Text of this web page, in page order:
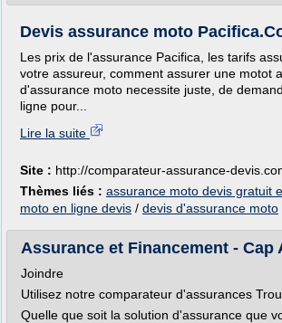
Devis assurance moto
Les prix de l'assurance Pacifica, les tarifs
votre assureur, comment assurer une motot
d'assurance moto necessite juste, de
ligne pour...
Lire la suite
Site : http://comparateur-assurance-
Thèmes liés : assurance moto devis gratuit
moto en ligne devis / devis d'assurance moto
Assurance et Financement - Cap
Joindre
Utilisez notre comparateur d'assurances
Quelle que soit la solution d'assurance que